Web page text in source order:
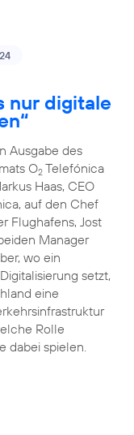
nur digitale
Ausgabe des
O2Telefónica
Haas, CEO
auf den Chef
Flughafens, Jost
Manager
wo ein
setzt,
eine
Rolle
dabei spielen.